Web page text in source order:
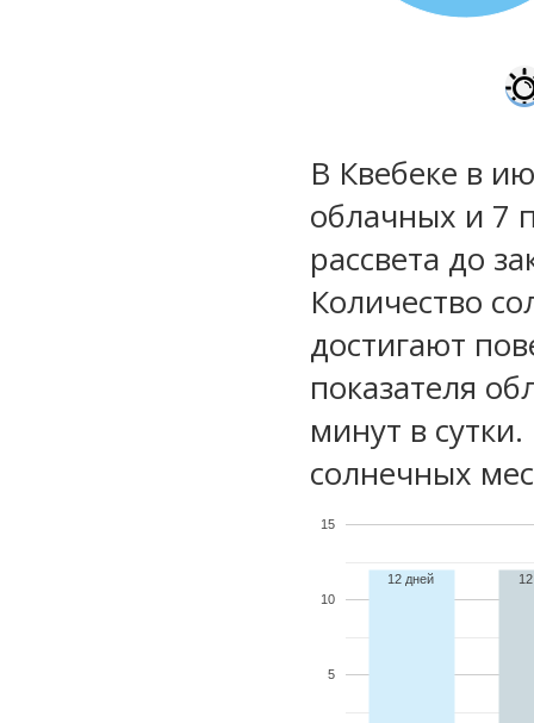
В Квебеке в
облачных и 7
рассвета до
Количество
достигают
показателя
минут в
солнечных
5
10
15
12 дней